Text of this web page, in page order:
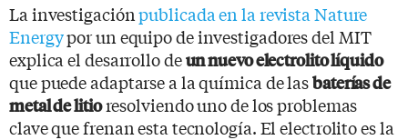
La investigaciónpublicada en la revista Nature
Energypor un equipo de investigadores del MIT
explica el desarrollo deun nuevo electrolito líquido
que puede adaptarse a la química de lasbaterías de
metal de litioresolviendo uno de los problemas
clave que frenan esta tecnología. El electrolito es la